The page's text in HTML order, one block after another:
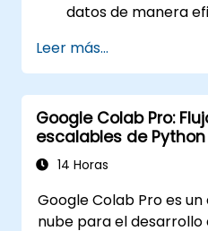
datos de manera
Visualizar big data
colaborativo.
Integrar Apache
basadas en la nube.
Leer más...
Google Colab Pro:
escalables de
14 Horas
Google Colab Pro es
nube para el